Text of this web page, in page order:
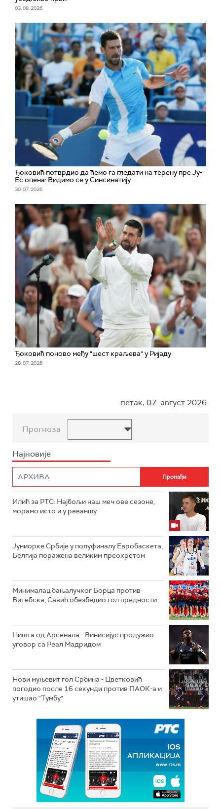
03. 08. 2026.
Ђоковић потврдио да ћемо га гледати на терену пре Ју-
Ес опена: Видимо се у Синсинатију
30. 07. 2026.
Ђоковић поново међу "шест краљева" у Ријаду
28. 07. 2026.
петак, 07. август 2026.
Прогноза
Најновије
Илић за РТС: Најбољи наш меч ове сезоне,
морамо исто и у реваншу
Јуниорке Србије у полуфиналу Евробаскета,
Белгија поражена великим преокретом
Минималац бањалучког Борца против
Витебска, Савић обезбедио гол предности
Ништа од Арсенала - Винисијус продужио
уговор са Реал Мадридом
Нови муњевит гол Србина - Цветковић
погодио после 16 секунди против ПАОК-а и
утишао "Тумбу"